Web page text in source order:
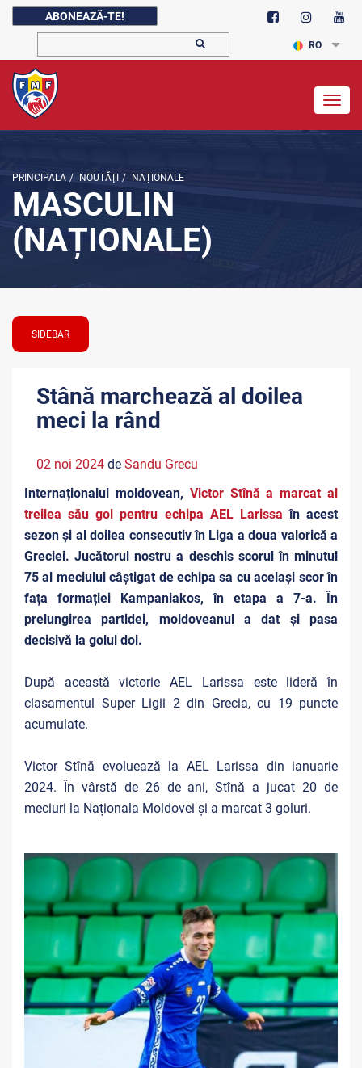
ABONEAZĂ-TE!
RO
PRINCIPALA / NOUTĂŢI / NAȚIONALE
MASCULIN
(NAȚIONALE)
SIDEBAR
Stână marchează al doilea
meci la rând
02 noi 2024 de Sandu Grecu
Internaționalul moldovean, Victor Stînă a marcat al
treilea său gol pentru echipa AEL Larissaîn acest
sezon și al doilea consecutiv în Liga a doua valorică a
Greciei. Jucătorul nostru a deschis scorul în minutul
75 al meciului câștigat de echipa sa cu același scor în
fața formației Kampaniakos, în etapa a 7-a. În
prelungirea partidei, moldoveanul a dat și pasa
decisivă la golul doi.
După această victorie AEL Larissa este lideră în
clasamentul Super Ligii 2 din Grecia, cu 19 puncte
acumulate.
Victor Stînă evoluează la AEL Larissa din ianuarie
2024. În vârstă de 26 de ani, Stînă a jucat 20 de
meciuri la Naționala Moldovei și a marcat 3 goluri.